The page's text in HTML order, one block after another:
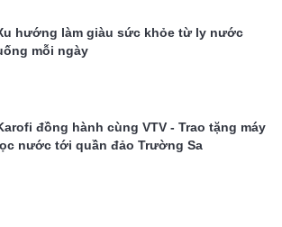
hướng làm giàu sức khỏe từ ly nước
mỗi ngày
đồng hành cùng VTV - Trao tặng máy
nước tới quần đảo Trường Sa